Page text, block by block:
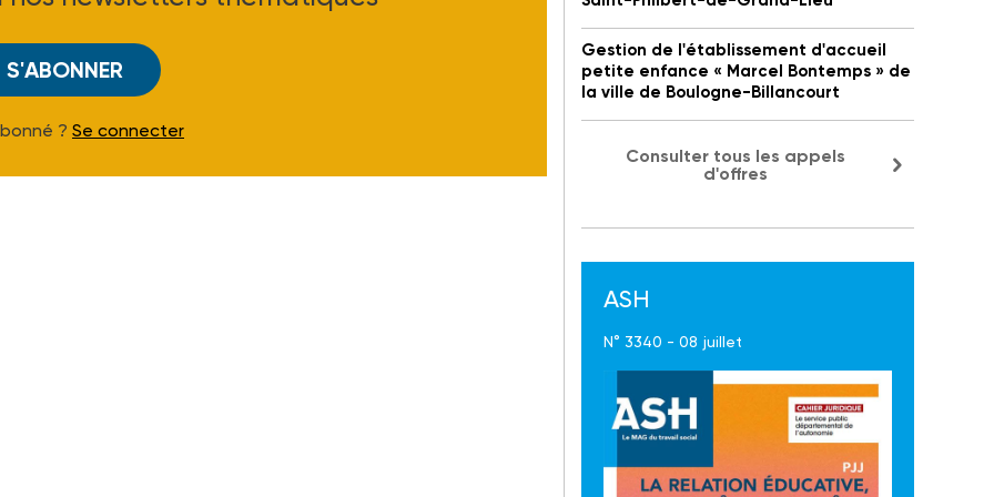
S'ABONNER
? Se connecter
Gestion de l'établissement d'accueil
petite enfance « Marcel Bontemps » de
la ville de Boulogne-Billancourt
Consulter tous les appels
d'offres
ASH
N° 3340 - 08 juillet